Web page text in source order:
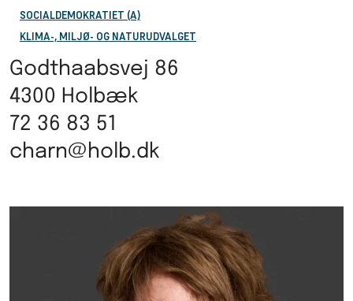
SOCIALDEMOKRATIET (A)
KLIMA-, MILJØ- OG NATURUDVALGET
Godthaabsvej 86
4300 Holbæk
72 36 83 51
charn@holb.dk